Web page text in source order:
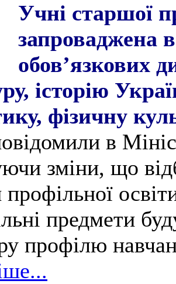
Учні старшої
запроваджена
обовʼязкових
історію
фізичну
в
зміни, що
предмети
профілю